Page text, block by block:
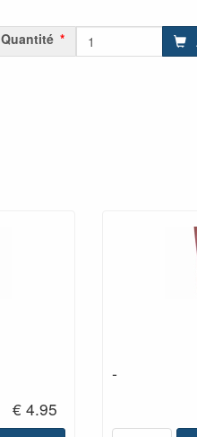
Quantité
€ 4.95
-